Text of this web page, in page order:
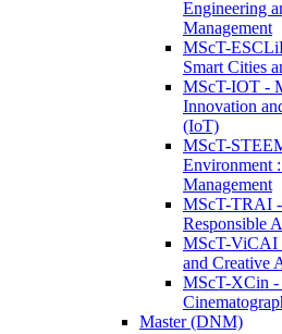
Engineering
Management
MScT-
Smart Cities
MScT-IOT -
Innovation
(IoT)
MScT-
Environment
Management
MScT-TRAI
Responsible
MScT-ViCAI
and Creative
MScT-XCin -
Master (DNM)